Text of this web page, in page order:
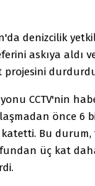
denizcilik
askıya aldı
projesini
CCTV'nin
önce 6
Bu durum,
üç kat